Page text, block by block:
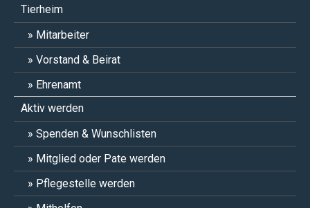
Tierheim
Mitarbeiter
Vorstand & Beirat
Ehrenamt
Aktiv werden
Spenden & Wunschlisten
Mitglied oder Pate werden
Pflegestelle werden